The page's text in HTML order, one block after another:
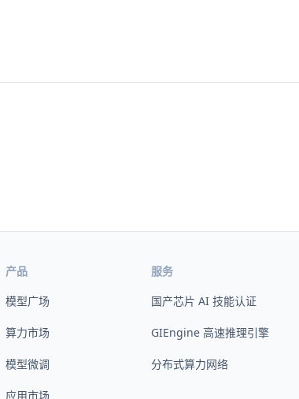
产品
模型广场
算力市场
模型微调
应用市场
服务
国产芯片 AI 技能认证
GIEngine 高速推理引擎
分布式算力网络